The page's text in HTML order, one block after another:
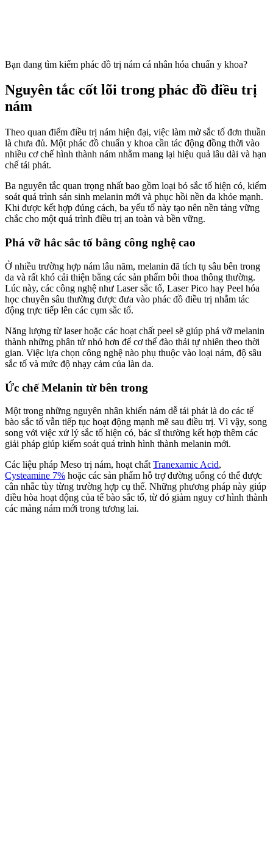
Bạn đang tìm kiếm phác đồ trị nám cá nhân hóa chuẩn y khoa?
Nguyên tắc cốt lõi trong phác đồ điều trị
nám
Theo quan điểm điều trị nám hiện đại, việc làm mờ sắc tố đơn thuần
là chưa đủ. Một phác đồ chuẩn y khoa cần tác động đồng thời vào
nhiều cơ chế hình thành nám nhằm mang lại hiệu quả lâu dài và hạn
chế tái phát.
Ba nguyên tắc quan trọng nhất bao gồm loại bỏ sắc tố hiện có, kiểm
soát quá trình sản sinh melanin mới và phục hồi nền da khỏe mạnh.
Khi được kết hợp đúng cách, ba yếu tố này tạo nên nền tảng vững
chắc cho một quá trình điều trị an toàn và bền vững.
Phá vỡ hắc sắc tố bằng công nghệ cao
Ở nhiều trường hợp nám lâu năm, melanin đã tích tụ sâu bên trong
da và rất khó cải thiện bằng các sản phẩm bôi thoa thông thường.
Lúc này, các công nghệ như Laser sắc tố, Laser Pico hay Peel hóa
học chuyên sâu thường được đưa vào phác đồ điều trị nhằm tác
động trực tiếp lên các cụm sắc tố.
Năng lượng từ laser hoặc các hoạt chất peel sẽ giúp phá vỡ melanin
thành những phân tử nhỏ hơn để cơ thể đào thải tự nhiên theo thời
gian. Việc lựa chọn công nghệ nào phụ thuộc vào loại nám, độ sâu
sắc tố và mức độ nhạy cảm của làn da.
Ức chế Melanin từ bên trong
Một trong những nguyên nhân khiến nám dễ tái phát là do các tế
bào sắc tố vẫn tiếp tục hoạt động mạnh mẽ sau điều trị. Vì vậy, song
song với việc xử lý sắc tố hiện có, bác sĩ thường kết hợp thêm các
giải pháp giúp kiểm soát quá trình hình thành melanin mới.
Các liệu pháp Meso trị nám, hoạt chất Tranexamic Acid,
Cysteamine 7% hoặc các sản phẩm hỗ trợ đường uống có thể được
cân nhắc tùy từng trường hợp cụ thể. Những phương pháp này giúp
điều hòa hoạt động của tế bào sắc tố, từ đó giảm nguy cơ hình thành
các mảng nám mới trong tương lai.